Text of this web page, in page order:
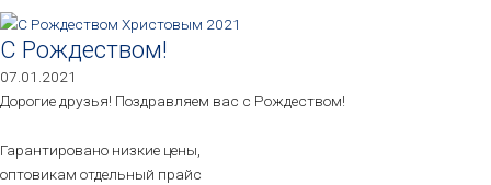
С Рождеством!
07.01.2021
Дорогие друзья! Поздравляем вас с Рождеством!
Гарантировано низкие цены,
оптовикам отдельный прайс